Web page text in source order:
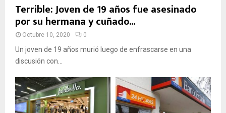
Terrible: Joven de 19 años fue asesinado
por su hermana y cuñado...
Octubre 10, 2020 0
Un joven de 19 años murió luego de enfrascarse en una
discusión con...